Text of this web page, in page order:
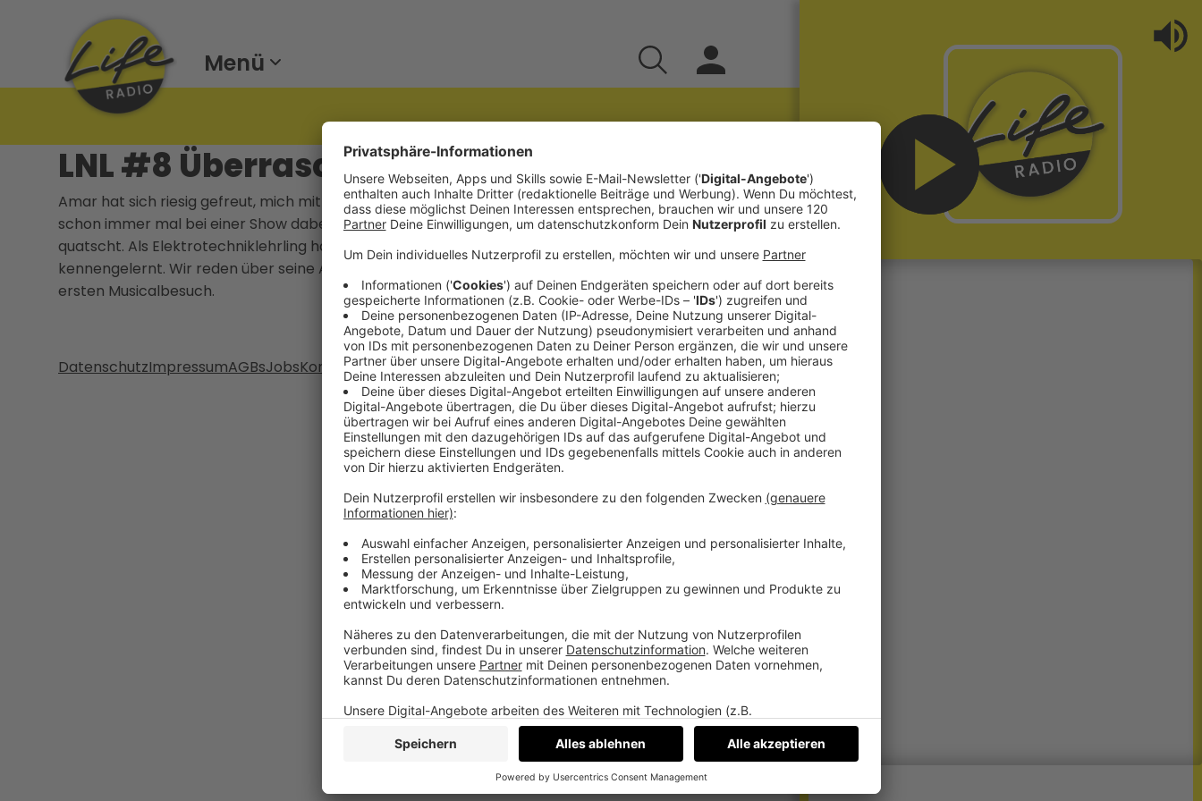
Menü
LNL #8 Überraschung
Amar hat sich riesig gefreut, mich mit meinem ganzen Podcast-Equipment zu sehen. Er wollte
schon immer mal bei einer Show dabei sein, wo irgendwer mit random Leuten auf der Straße
quatscht. Als Elektrotechniklehrling hat er schon eine Menge Leute und Lebensrealitäten
kennengelernt. Wir reden über seine Arbeit, eine große Überraschung für seine Freundin und den
ersten Musicalbesuch.
DatenschutzImpressumAGBsJobsKontaktWerben